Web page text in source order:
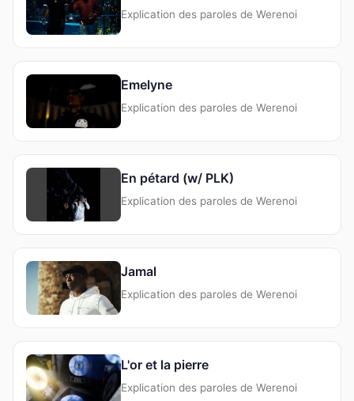
Explication des paroles de Werenoi
Emelyne
Explication des paroles de Werenoi
En pétard (w/ PLK)
Explication des paroles de Werenoi
Jamal
Explication des paroles de Werenoi
L'or et la pierre
Explication des paroles de Werenoi